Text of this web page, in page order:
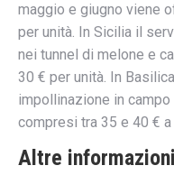
maggio e giugno viene
per unità. In Sicilia il
nei tunnel di melone e
30 € per unità. In
impollinazione in
compresi tra 35 e 40 € a
Altre informazioni